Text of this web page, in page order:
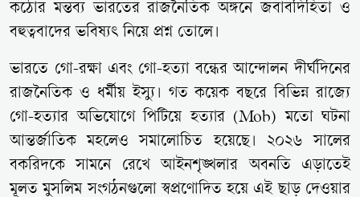
কঠোর মন্তব্য ভারতের রাজনৈতিক অঙ্গনে জবাবদিহিতা ও
বহুত্ববাদের ভবিষ্যৎ নিয়ে প্রশ্ন তোলে।
ভারতে গো-রক্ষা এবং গো-হত্যা বন্ধের আন্দোলন দীর্ঘদিনের
রাজনৈতিক ও ধর্মীয় ইস্যু। গত কয়েক বছরে বিভিন্ন রাজ্যে
গো-হত্যার অভিযোগে পিটিয়ে হত্যার (Mob) মতো ঘটনা
আন্তর্জাতিক মহলেও সমালোচিত হয়েছে। ২০২৬ সালের
বকরিদকে সামনে রেখে আইনশৃঙ্খলার অবনতি এড়াতেই
মূলত মুসলিম সংগঠনগুলো স্বপ্রণোদিত হয়ে এই ছাড় দেওয়ার